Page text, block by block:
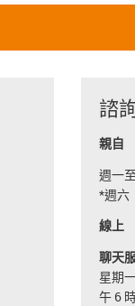
諮
親自
週一
*週六
線上
聊天
星期
午 6